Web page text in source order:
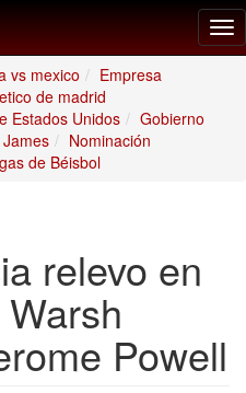
vs mexico
Empresa
de madrid
Estados Unidos
Gobierno
Nominación
de Béisbol
relevo en
Powell